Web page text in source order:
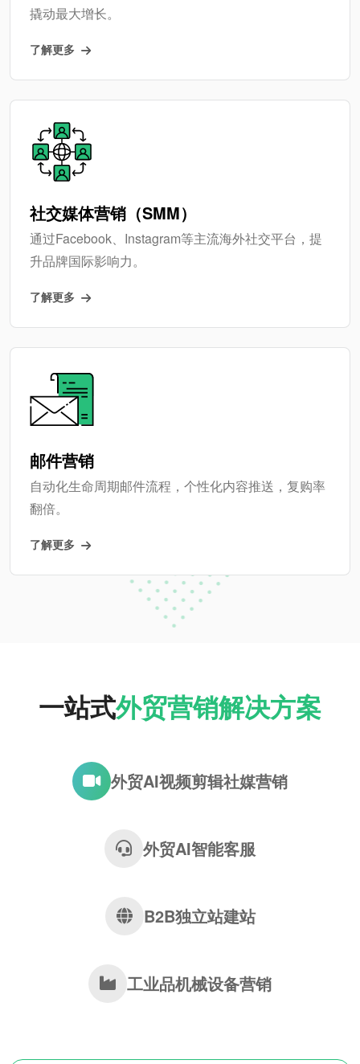
撬动最大增长。
了解更多
社交媒体营销（SMM）
通过Facebook、Instagram等主流海外社交平台，提
升品牌国际影响力。
了解更多
邮件营销
自动化生命周期邮件流程，个性化内容推送，复购率
翻倍。
了解更多
一站式外贸营销解决方案
外贸AI视频剪辑社媒营销
外贸AI智能客服
B2B独立站建站
工业品机械设备营销